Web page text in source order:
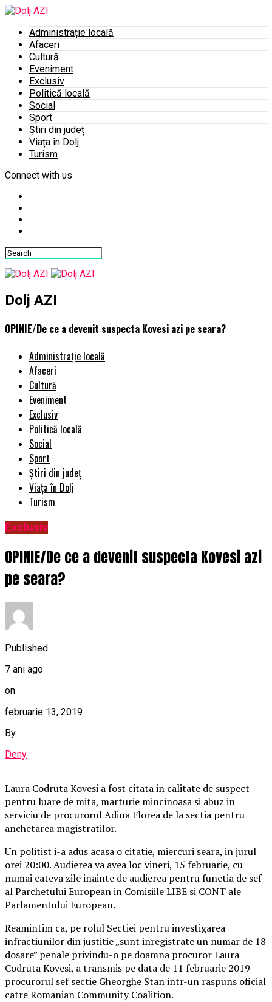
Administrație locală
Afaceri
Cultură
Eveniment
Exclusiv
Politică locală
Social
Sport
Știri din județ
Viața în Dolj
Turism
Connect with us
Dolj AZI
OPINIE/De ce a devenit suspecta Kovesi azi pe seara?
Administrație locală
Afaceri
Cultură
Eveniment
Exclusiv
Politică locală
Social
Sport
Știri din județ
Viața în Dolj
Turism
Exclusiv
OPINIE/De ce a devenit suspecta Kovesi azi
pe seara?
Published
7 ani ago
on
februarie 13, 2019
By
Deny
Laura Codruta Kovesi a fost citata in calitate de suspect
pentru luare de mita, marturie mincinoasa si abuz in
serviciu de procurorul Adina Florea de la sectia pentru
anchetarea magistratilor.
Un politist i-a adus acasa o citatie, miercuri seara, in jurul
orei 20:00. Audierea va avea loc vineri, 15 februarie, cu
numai cateva zile inainte de audierea pentru functia de sef
al Parchetului European in Comisiile LIBE si CONT ale
Parlamentului European.
Reamintim ca, pe rolul Sectiei pentru investigarea
infractiunilor din justitie „sunt inregistrate un numar de 18
dosare” penale privindu-o pe doamna procuror Laura
Codruta Kovesi, a transmis pe data de 11 februarie 2019
procurorul sef sectie Gheorghe Stan intr-un raspuns oficial
catre Romanian Community Coalition.